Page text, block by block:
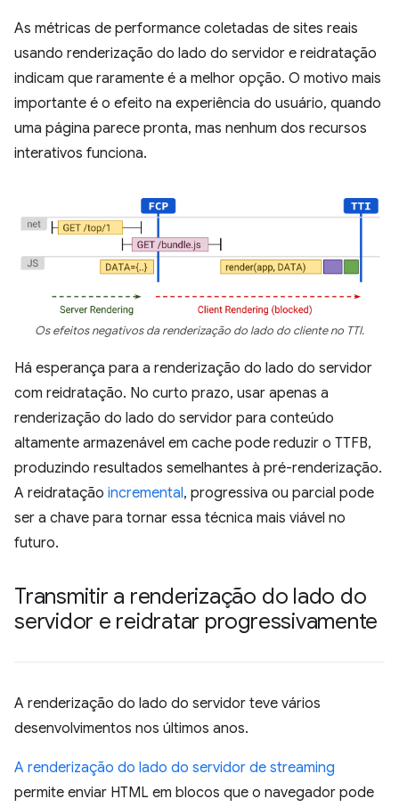
As métricas de performance coletadas de sites reais
usando renderização do lado do servidor e reidratação
indicam que raramente é a melhor opção. O motivo mais
importante é o efeito na experiência do usuário, quando
uma página parece pronta, mas nenhum dos recursos
interativos funciona.
Os efeitos negativos da renderização do lado do cliente no TTI.
Há esperança para a renderização do lado do servidor
com reidratação. No curto prazo, usar apenas a
renderização do lado do servidor para conteúdo
altamente armazenável em cache pode reduzir o TTFB,
produzindo resultados semelhantes à pré-renderização.
A reidratação incremental, progressiva ou parcial pode
ser a chave para tornar essa técnica mais viável no
futuro.
Transmitir a renderização do lado do
servidor e reidratar progressivamente
A renderização do lado do servidor teve vários
desenvolvimentos nos últimos anos.
A renderização do lado do servidor de streaming
permite enviar HTML em blocos que o navegador pode